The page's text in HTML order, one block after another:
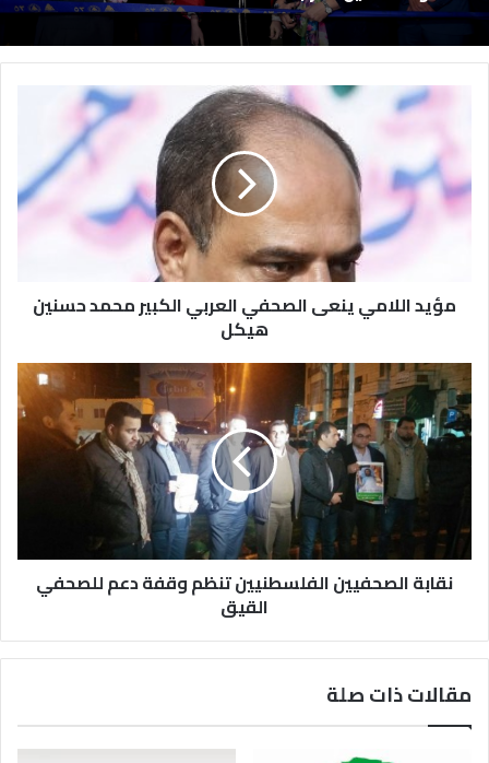
مؤيد اللامي ينعى الصحفي العربي الكبير محمد حسنين
هيكل
نقابة الصحفيين الفلسطنيين تنظم وقفة دعم للصحفي
القيق
مقالات ذات صلة